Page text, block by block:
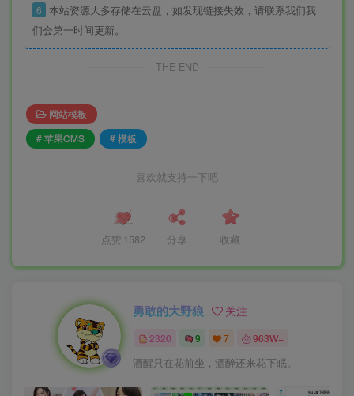
6 本站资源大多存储在云盘，如发现链接失效，请联系我们我
们会第一时间更新。
THE END
网站模板
# 苹果CMS
# 模板
喜欢就支持一下吧
点赞 1582 分享 收藏
勇敢的大野狼 关注
2320 9 7 963W+
酒醒只在花前坐，酒醉还来花下眠。